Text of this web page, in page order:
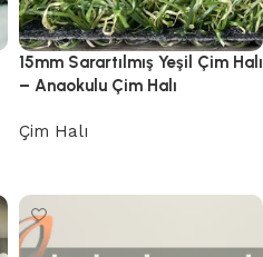
15mm Sarartılmış Yeşil Çim Halı
– Anaokulu Çim Halı
Çim Halı